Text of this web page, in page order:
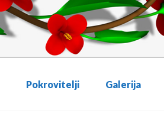
Pokrovitelji Galerija